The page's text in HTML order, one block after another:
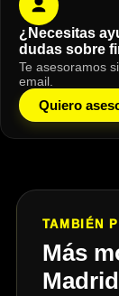
¿Necesitas
dudas sobre
Te asesoramos
email.
Quiero
TAMBIÉN
Más
Madrid